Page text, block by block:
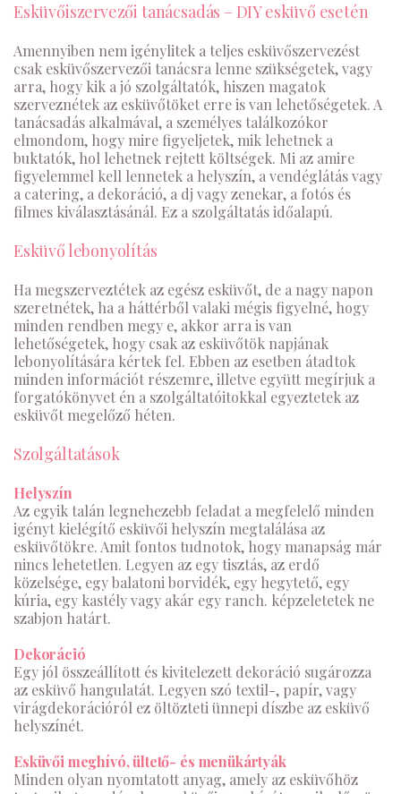
Esküvőiszervezői tanácsadás – DIY esküvő esetén
Amennyiben nem igénylitek a teljes esküvőszervezést
csak esküvőszervezői tanácsra lenne szükségetek, vagy
arra, hogy kik a jó szolgáltatók, hiszen magatok
szerveznétek az esküvőtöket erre is van lehetőségetek. A
tanácsadás alkalmával, a személyes találkozókor
elmondom, hogy mire figyeljetek, mik lehetnek a
buktatók, hol lehetnek rejtett költségek. Mi az amire
figyelemmel kell lennetek a helyszín, a vendéglátás vagy
a catering, a dekoráció, a dj vagy zenekar, a fotós és
filmes kiválasztásánál. Ez a szolgáltatás időalapú.
Esküvő lebonyolítás
Ha megszerveztétek az egész esküvőt, de a nagy napon
szeretnétek, ha a háttérből valaki mégis figyelné, hogy
minden rendben megy e, akkor arra is van
lehetőségetek, hogy csak az esküvőtök napjának
lebonyolítására kértek fel. Ebben az esetben átadtok
minden információt részemre, illetve együtt megírjuk a
forgatókönyvet én a szolgáltatóitokkal egyeztetek az
esküvőt megelőző héten.
Szolgáltatások
Helyszín
Az egyik talán legnehezebb feladat a megfelelő minden
igényt kielégítő esküvői helyszín megtalálása az
esküvőtökre. Amit fontos tudnotok, hogy manapság már
nincs lehetetlen. Legyen az egy tisztás, az erdő
közelsége, egy balatoni borvidék, egy hegytető, egy
kúria, egy kastély vagy akár egy ranch. képzeletetek ne
szabjon határt.
Dekoráció
Egy jól összeállított és kivitelezett dekoráció sugározza
az esküvő hangulatát. Legyen szó textil-, papír, vagy
virágdekorációról ez öltözteti ünnepi díszbe az esküvő
helyszínét.
Esküvői meghívó, ültető- és menükártyák
Minden olyan nyomtatott anyag, amely az esküvőhöz